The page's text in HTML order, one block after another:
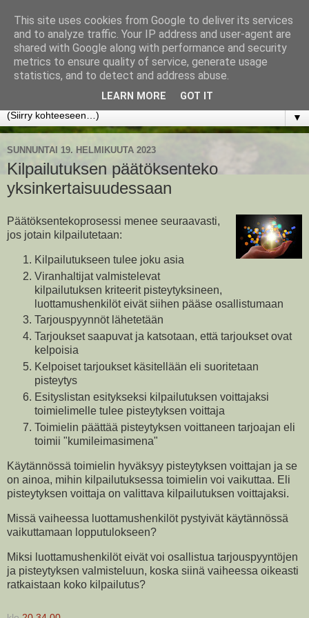
www.jyrkikokko.fi
Uusi Suunta - Jokainen hetki tarjoaa tilaisuuden muuttaa
▼
SUNNUNTAI 19. HELMIKUUTA 2023
Kilpailutuksen päätöksenteko
yksinkertaisuudessaan
Päätöksentekoprosessi menee seuraavasti,
jos jotain kilpailutetaan:
Kilpailutukseen tulee joku asia
Viranhaltijat valmistelevat
kilpailutuksen kriteerit pisteytyksineen,
luottamushenkilöt eivät siihen pääse osallistumaan
Tarjouspyynnöt lähetetään
Tarjoukset saapuvat ja katsotaan, että tarjoukset ovat
kelpoisia
Kelpoiset tarjoukset käsitellään eli suoritetaan
pisteytys
Esityslistan esitykseksi kilpailutuksen voittajaksi
toimielimelle tulee pisteytyksen voittaja
Toimielin päättää pisteytyksen voittaneen tarjoajan eli
toimii "kumileimasimena"
Käytännössä toimielin hyväksyy pisteytyksen voittajan ja se
on ainoa, mihin kilpailutuksessa toimielin voi vaikuttaa. Eli
pisteytyksen voittaja on valittava kilpailutuksen voittajaksi.
Missä vaiheessa luottamushenkilöt pystyivät käytännössä
vaikuttamaan lopputulokseen?
Miksi luottamushenkilöt eivät voi osallistua tarjouspyyntöjen
ja pisteytyksen valmisteluun, koska siinä vaiheessa oikeasti
ratkaistaan koko kilpailutus?
This site uses cookies from Google to deliver its services
and to analyze traffic. Your IP address and user-agent are
shared with Google along with performance and security
metrics to ensure quality of service, generate usage
statistics, and to detect and address abuse.
LEARN MORE GOT IT